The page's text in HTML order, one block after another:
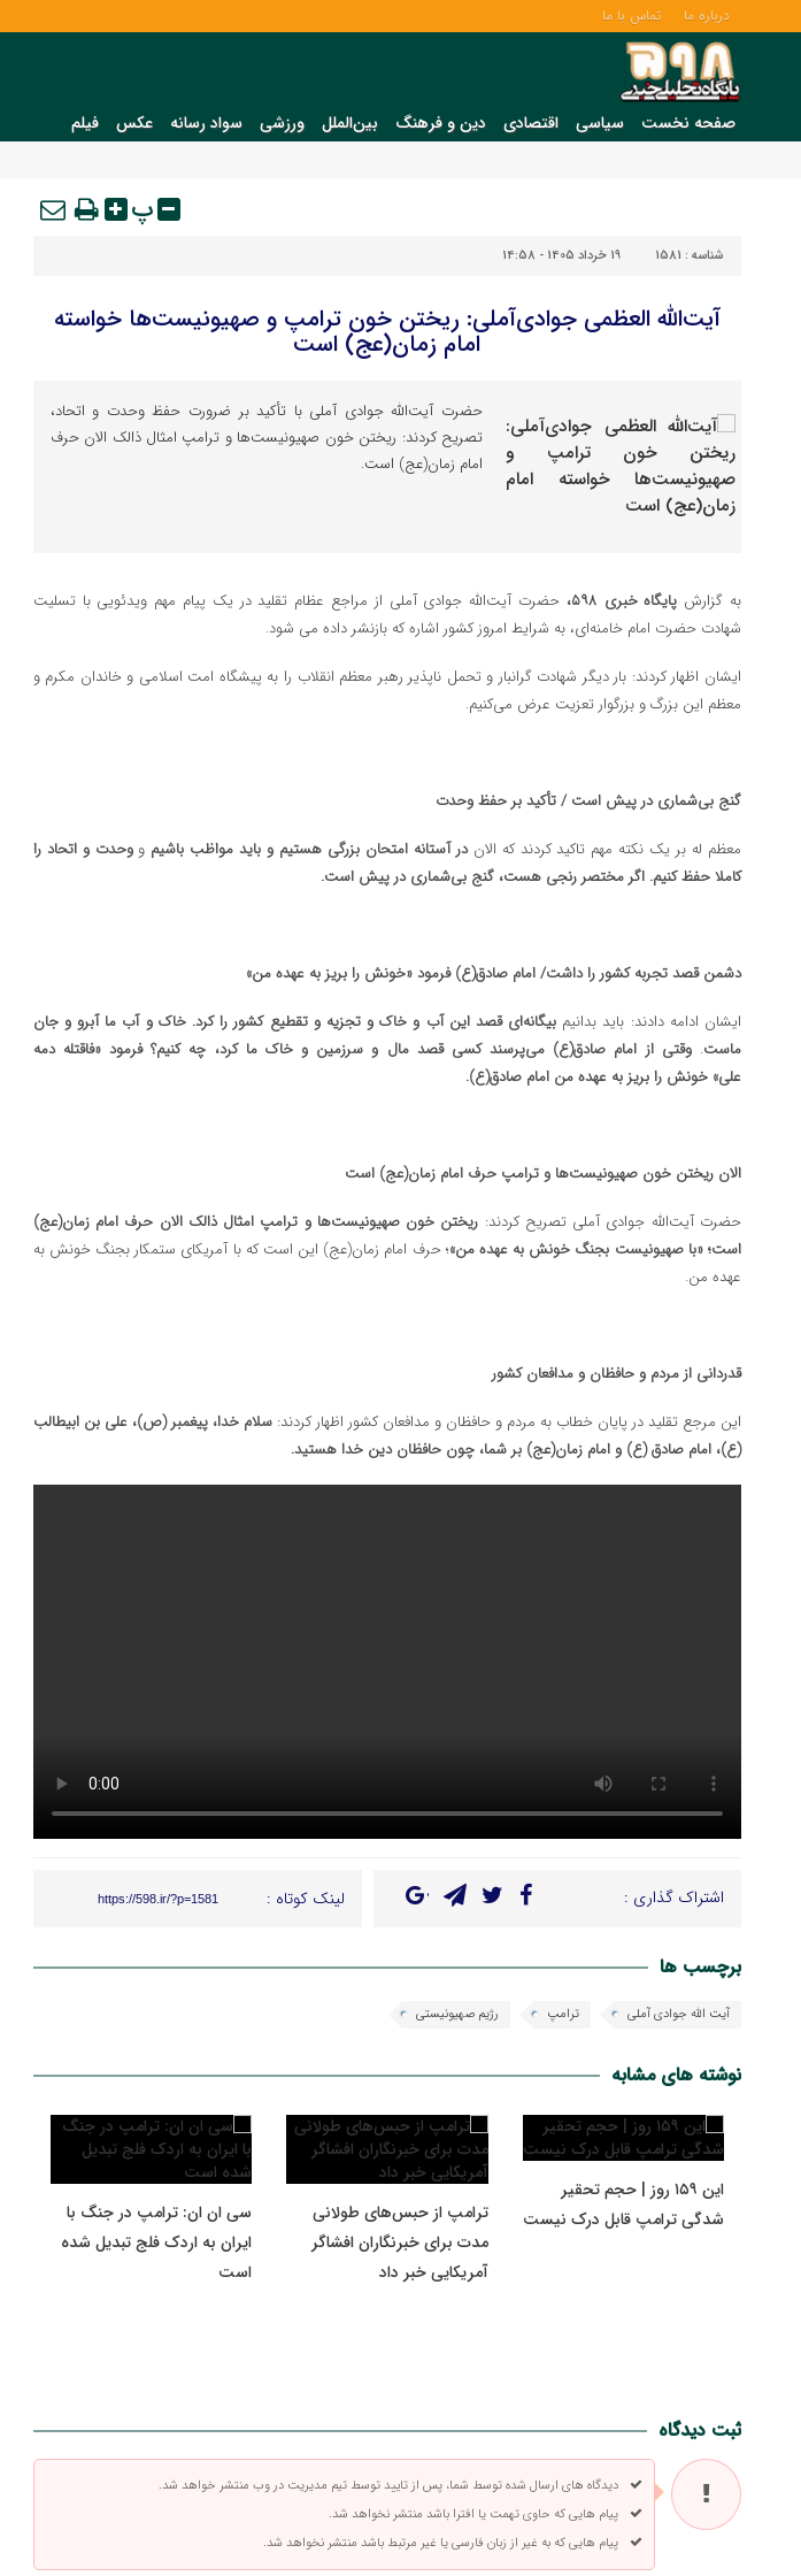
درباره ما تماس با ما
صفحه نخست سیاسی اقتصادی دین و فرهنگ بین‌الملل ورزشی سواد رسانه عکس فیلم
پ
شناسه : 1581 19 خرداد 1405 - 14:58
آیت‌الله العظمی جوادی‌آملی: ریختن خون ترامپ و صهیونیست‌ها خواسته
امام زمان(عج) است
حضرت آیت‌الله جوادی آملی با تأکید بر ضرورت حفظ وحدت و اتحاد،
تصریح کردند: ریختن خون صهیونیست‌ها و ترامپ امثال ذالک الان حرف
امام زمان(عج) است.
به گزارش پایگاه خبری ۵۹۸،
حضرت آیت‌الله جوادی آملی از مراجع عظام تقلید در یک پیام مهم ویدئویی با تسلیت
شهادت حضرت امام خامنه‌ای، به شرایط امروز کشور اشاره که بازنشر داده می شود.
ایشان اظهار کردند: بار دیگر شهادت گرانبار و تحمل ناپذیر رهبر معظم انقلاب را به پیشگاه امت اسلامی و خاندان مکرم و
معظم این بزرگ و بزرگوار تعزیت عرض می‌کنیم.
گنج بی‌شماری در پیش است / تأکید بر حفظ وحدت
معظم له بر یک نکته مهم تاکید کردند که الاندر آستانه امتحان بزرگی هستیم و باید مواظب باشیم ووحدت و اتحاد را
کاملا حفظ کنیم. اگر مختصر رنجی هست، گنج بی‌شماری در پیش است.
دشمن قصد تجربه کشور را داشت/ امام صادق(ع) فرمود «خونش را بریز به عهده من»
ایشان ادامه دادند: باید بدانیم بیگانه‌ای قصد این آب و خاک و تجزیه و تقطیع کشور را کرد. خاک و آب ما آبرو و جان
ماست.وقتی از امام صادق(ع) می‌پرسند کسی قصد مال و سرزمین و خاک ما کرد، چه کنیم؟ فرمود «فاقتله دمه
علی» خونش را بریز به عهده من امام صادق(ع).
الان ریختن خون صهیونیست‌ها و ترامپ حرف امام زمان(عج) است
حضرت آیت‌الله جوادی آملی تصریح کردند: ریختن خون صهیونیست‌ها و ترامپ امثال ذالک الان حرف امام زمان(عج)
است؛ «با صهیونیست بجنگ خونش به عهده من»؛ حرف امام زمان(عج) این است که با آمریکای ستمکار بجنگ خونش به
عهده من.
قدردانی از مردم و حافظان و مدافعان کشور
این مرجع تقلید در پایان خطاب به مردم و حافظان و مدافعان کشور اظهار کردند:سلام خدا، پیغمبر (ص)، علی بن ابیطالب
(ع)، امام صادق (ع) و امام زمان(عج) بر شما، چون حافظان دین خدا هستید.
اشتراک گذاری : لینک کوتاه : https://598.ir/?p=1581
برچسب ها
آیت الله جوادی آملی ترامپ رژیم صهیونیستی
نوشته های مشابه
این ۱۵۹ روز | حجم تحقیر
شدگی ترامپ قابل درک نیست
ترامپ از حبس‌های طولانی
مدت برای خبرنگاران افشاگر
آمریکایی خبر داد
سی ان ان: ترامپ در جنگ با
ایران به اردک فلج تبدیل شده
است
ثبت دیدگاه
دیدگاه های ارسال شده توسط شما، پس از تایید توسط تیم مدیریت در وب منتشر خواهد شد.
پیام هایی که حاوی تهمت یا افترا باشد منتشر نخواهد شد.
پیام هایی که به غیر از زبان فارسی یا غیر مرتبط باشد منتشر نخواهد شد.